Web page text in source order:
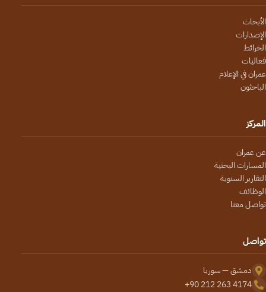
الأبحاث
الإصدارات
الخرائط
فعاليات
عمران في الإعلام
الباحثون
المركز
عن عمران
المسارات البحثية
التقارير السنوية
الوظائف
تواصل معنا
تواصل
دمشق — سوريا
+90 212 263 4174